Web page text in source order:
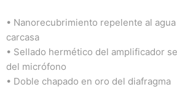
• Nanorecubrimiento repelente al
carcasa
• Sellado hermético del amplificador
del micrófono
• Doble chapado en oro del diafragma